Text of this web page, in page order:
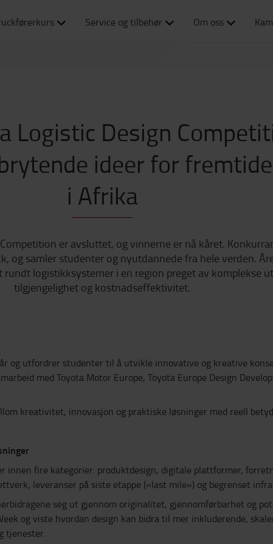
Service og tilbehør Om oss
Logistic Design
ideer for
i Afrika
er avsluttet, og vinnerne er nå kåret.
og samler studenter og nyutdannede fra hele verden.
logistikksystemer i en region preget av komplekse
tilgjengelighet og kostnadseffektivitet.
og utfordrer studenter til å utvikle innovative og kreative
med Toyota Motor Europe, Toyota Europe Design
kreativitet, innovasjon og praktiske løsninger med reell
fire kategorier: produktdesign, digitale plattformer,
leveranser på siste etappe («last mile») og begrenset
seg ut gjennom originalitet, gjennomførbarhet og
og viste hvordan design kan bidra til mer inkluderende,
tjenester.